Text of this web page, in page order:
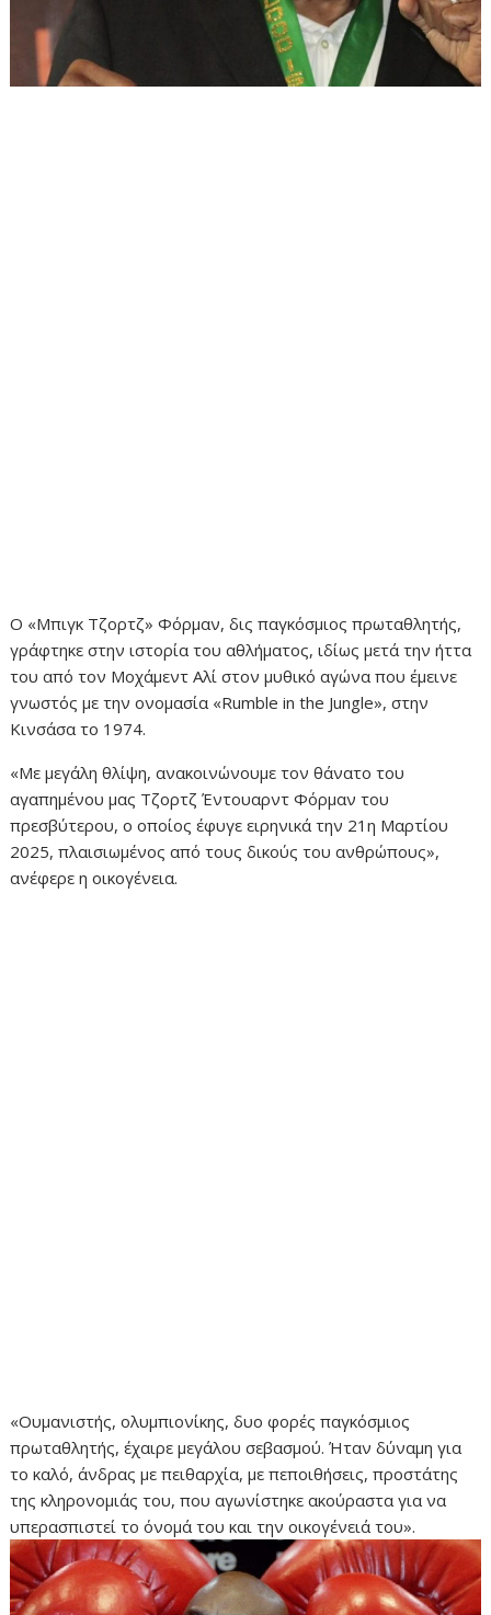
Ο «Μπιγκ Τζορτζ» Φόρμαν, δις παγκόσμιος πρωταθλητής,
γράφτηκε στην ιστορία του αθλήματος, ιδίως μετά την ήττα
του από τον Μοχάμεντ Αλί στον μυθικό αγώνα που έμεινε
γνωστός με την ονομασία «Rumble in the Jungle», στην
Κινσάσα το 1974.
«Με μεγάλη θλίψη, ανακοινώνουμε τον θάνατο του
αγαπημένου μας Τζορτζ Έντουαρντ Φόρμαν του
πρεσβύτερου, ο οποίος έφυγε ειρηνικά την 21η Μαρτίου
2025, πλαισιωμένος από τους δικούς του ανθρώπους»,
ανέφερε η οικογένεια.
«Ουμανιστής, ολυμπιονίκης, δυο φορές παγκόσμιος
πρωταθλητής, έχαιρε μεγάλου σεβασμού. Ήταν δύναμη για
το καλό, άνδρας με πειθαρχία, με πεποιθήσεις, προστάτης
της κληρονομιάς του, που αγωνίστηκε ακούραστα για να
υπερασπιστεί το όνομά του και την οικογένειά του».